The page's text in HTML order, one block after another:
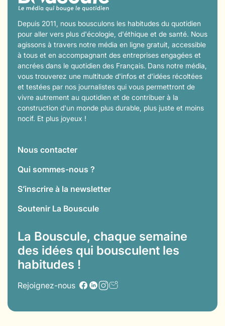
Depuis 2011, nous bousculons les habitudes du quotidien
pour aller vers plus d'écologie, d'éthique et de santé. Nous
agissons à travers notre média en ligne gratuit, accessible
à tous et en accompagnant des entreprises engagées et
ancrées dans le quotidien des Français. Dans notre média,
vous trouverez une multitude d'infos et d'idées récoltées
et testées par nos journalistes qui vous permettront de
vivre autrement au quotidien et de contribuer à la
construction d'un monde plus durable, plus juste et moins
nocif. Et plus joyeux !
Nous contacter
Qui sommes-nous ?
S’inscrire à la newsletter
Soutenir La Bouscule
La Bouscule, chaque semaine
des idées qui bousculent les
habitudes !
Rejoignez-nous